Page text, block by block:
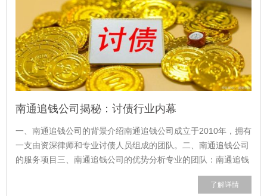
南通追钱公司揭秘：讨债行业内幕
一、南通追钱公司的背景介绍南通追钱公司成立于2010年，拥有
一支由资深律师和专业讨债人员组成的团队。二、南通追钱公司
的服务项目三、南通追钱公司的优势分析专业的团队：南通追钱
了解详情